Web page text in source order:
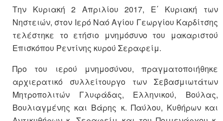
Την Κυριακή 2 Απριλίου 2017, Ε΄ Κυριακή των
Νηστειών, στον Ιερό Ναό Αγίου Γεωργίου Καρδίτσης
τελέστηκε το ετήσιο μνημόσυνο του μακαριστού
Επισκόπου Ρεντίνης κυρού Σεραφείμ.
Προ του ιερού μνημοσύνου, πραγματοποιήθηκε
αρχιερατικό συλλείτουργο των Σεβασμιωτάτων
Μητροπολιτών Γλυφάδας, Ελληνικού, Βούλας,
Βουλιαγμένης και Βάρης κ. Παύλου, Κυθήρων και